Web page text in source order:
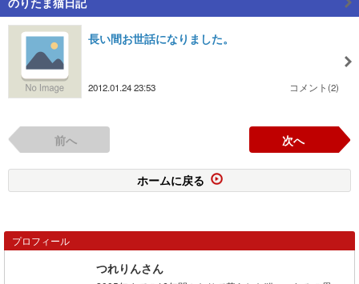
長い間お世話になりました。
2012.01.24 23:53 コメント(2)
前へ 次へ
ホームに戻る
プロフィール
つれりんさん